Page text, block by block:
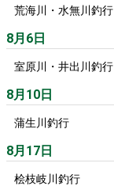
荒海川・水無川釣行
8月6日
室原川・井出川釣行
8月10日
蒲生川釣行
8月17日
桧枝岐川釣行